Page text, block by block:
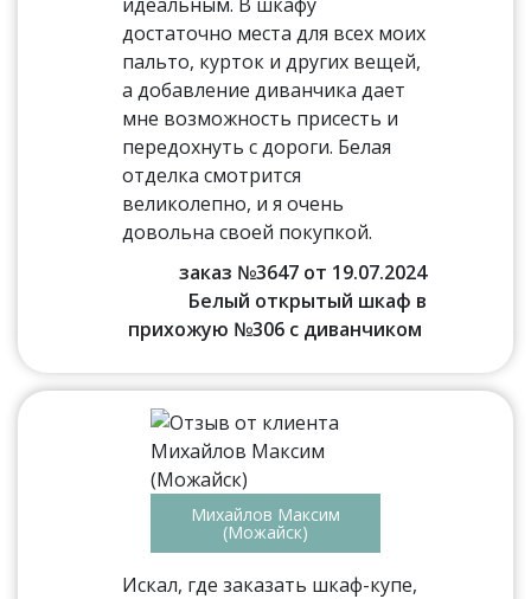
достаточно места для всех моих
пальто, курток и других вещей,
а добавление диванчика дает
мне возможность присесть и
передохнуть с дороги. Белая
отделка смотрится
великолепно, и я очень
довольна своей покупкой.
заказ №3647 от 19.07.2024
Белый открытый шкаф в
прихожую №306 с диванчиком
Михайлов Максим
(Можайск)
Искал, где заказать шкаф-купе,